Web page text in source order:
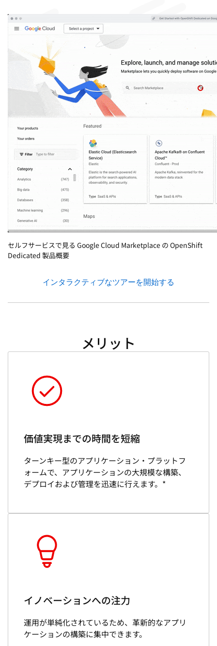
セルフサービスで見る Google Cloud Marketplace の OpenShift
Dedicated 製品概要
インタラクティブなツアーを開始する
メリット
価値実現までの時間を短縮
ターンキー型のアプリケーション・プラットフ
ォームで、アプリケーションの大規模な構築、
デプロイおよび管理を迅速に行えます。*
イノベーションへの注力
運用が単純化されているため、革新的なアプリ
ケーションの構築に集中できます。